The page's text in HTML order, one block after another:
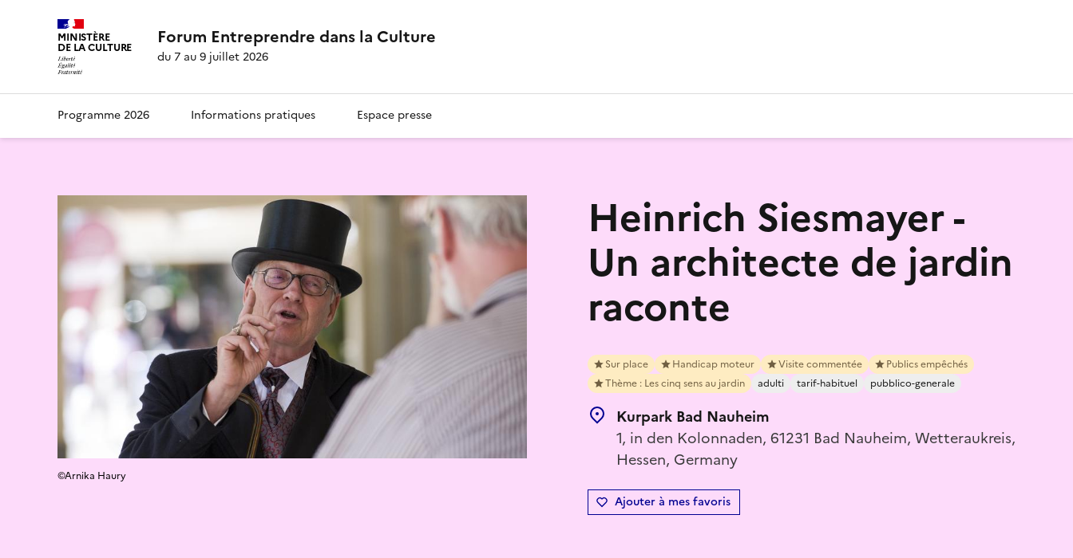
MINISTÈRE
DE LA CULTURE Forum Entreprendre dans la Culture
du 7 au 9 juillet 2026
Programme 2026 Informations pratiques Espace presse
Heinrich Siesmayer -
Un architecte de jardin
raconte
Sur place Handicap moteur Visite commentée
Publics empêchés
Thème : Les cinq sens au jardin
adulti tarif-habituel pubblico-generale
Kurpark Bad Nauheim
1, in den Kolonnaden, 61231 Bad Nauheim, Wetteraukreis,
Hessen, Germany
Ajouter à mes favoris
©Arnika Haury